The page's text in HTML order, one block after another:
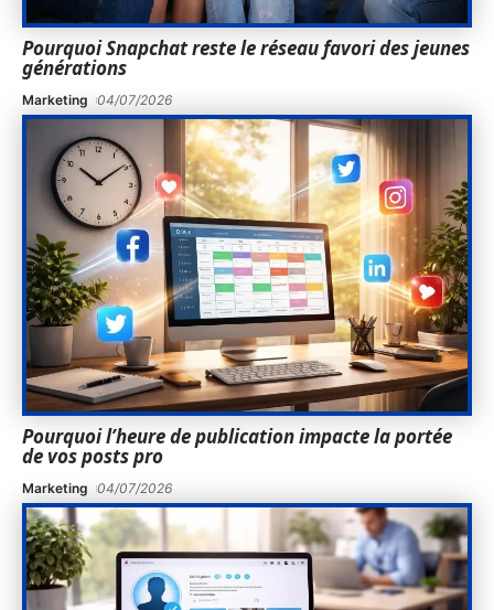
Pourquoi Snapchat reste le réseau favori des jeunes
générations
Marketing 04/07/2026
Pourquoi l’heure de publication impacte la portée
de vos posts pro
Marketing 04/07/2026